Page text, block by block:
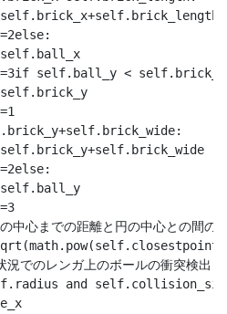
self.ball_y <
中心までの距離と円の中心との間の
でのレンガ上のボールの衝突検出
and